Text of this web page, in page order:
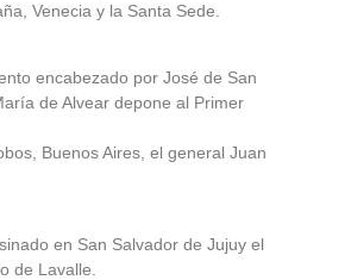
Venecia y la Santa Sede.
encabezado por José de San
de Alvear depone al Primer
Buenos Aires, el general Juan
en San Salvador de Jujuy el
de Lavalle.